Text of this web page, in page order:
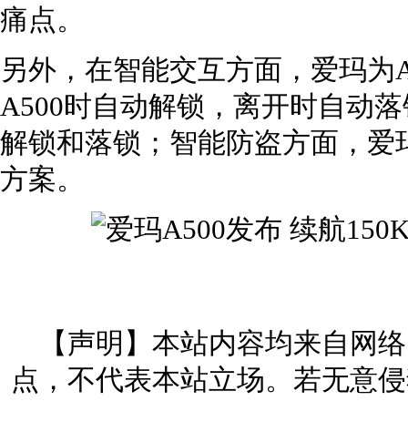
痛点。
另外，在智能交互方面，爱玛
A500时自动解锁，离开时自动
解锁和落锁；智能防盗方面，爱
方案。
【声明】本站内容均来自网
点，不代表本站立场。若无意